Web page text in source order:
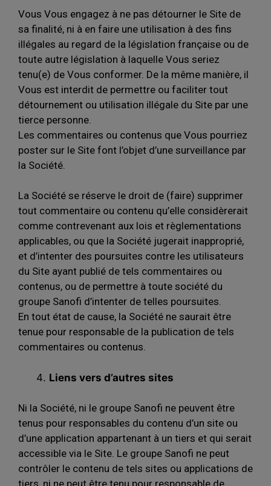
Vous Vous engagez à ne pas détourner le Site de
sa finalité, ni à en faire une utilisation à des fins
illégales au regard de la législation française ou de
toute autre législation à laquelle Vous seriez
tenu(e) de Vous conformer. De la même manière, il
Vous est interdit de permettre ou faciliter tout
détournement ou utilisation illégale du Site par une
tierce personne.
Les commentaires ou contenus que Vous pourriez
poster sur le Site font l’objet d’une surveillance par
la Société.
La Société se réserve le droit de (faire) supprimer
tout commentaire ou contenu qu’elle considèrerait
comme contrevenant aux lois et règlementations
applicables, ou que la Société jugerait inapproprié,
et d’intenter des poursuites contre les utilisateurs
du Site ayant publié de tels commentaires ou
contenus, ou de permettre à toute société du
groupe Sanofi d’intenter de telles poursuites.
En tout état de cause, la Société ne saurait être
tenue pour responsable de la publication de tels
commentaires ou contenus.
Liens vers d’autres sites
Ni la Société, ni le groupe Sanofi ne peuvent être
tenus pour responsables du contenu d’un site ou
d’une application appartenant à un tiers et qui serait
accessible via le Site. Le groupe Sanofi ne peut
contrôler le contenu de tels sites ou applications de
tiers, ni ne peut être tenu pour responsable de